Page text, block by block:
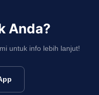
Anda?
untuk info lebih lanjut!